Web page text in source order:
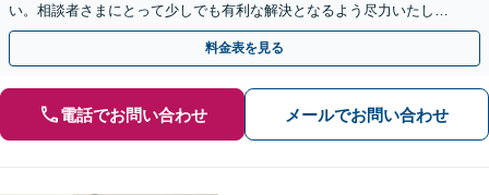
い。相談者さまにとって少しでも有利な解決となるよう尽力いたしま
す。【初回相談無料】【電話相談可】【休日面談可】
料金表を見る
電話でお問い合わせ メールでお問い合わせ